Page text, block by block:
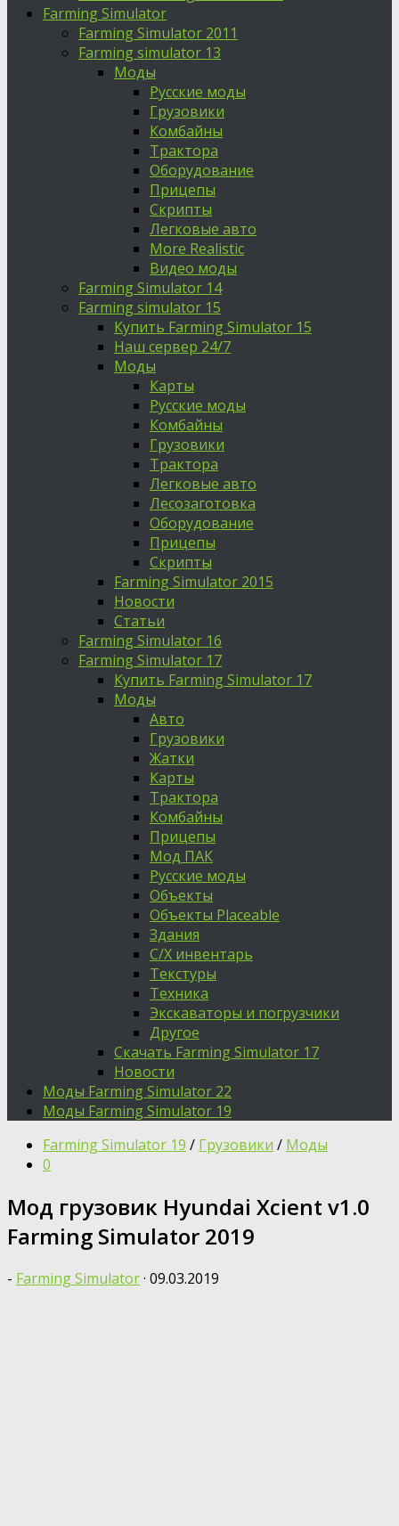
Farming Simulator
Farming Simulator 2011
Farming simulator 13
Моды
Русские моды
Грузовики
Комбайны
Трактора
Оборудование
Прицепы
Скрипты
Легковые авто
More Realistic
Видео моды
Farming Simulator 14
Farming simulator 15
Купить Farming Simulator 15
Наш сервер 24/7
Моды
Карты
Русские моды
Комбайны
Грузовики
Трактора
Легковые авто
Лесозаготовка
Оборудование
Прицепы
Скрипты
Farming Simulator 2015
Новости
Статьи
Farming Simulator 16
Farming Simulator 17
Купить Farming Simulator 17
Моды
Авто
Грузовики
Жатки
Карты
Трактора
Комбайны
Прицепы
Мод ПАК
Русские моды
Объекты
Объекты Placeable
Здания
С/Х инвентарь
Текстуры
Техника
Экскаваторы и погрузчики
Другое
Скачать Farming Simulator 17
Новости
Моды Farming Simulator 22
Моды Farming Simulator 19
Farming Simulator 19 / Грузовики / Моды
0
Moд грузовик Hyundai Xcient v1.0
Farming Simulator 2019
- Farming Simulator· 09.03.2019